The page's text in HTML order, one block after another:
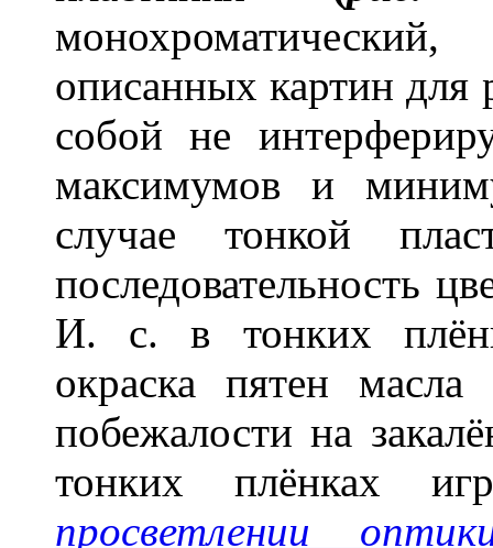
описанных картин
собой не
максимумов и
случае тонкой
последовательность
И. с. в тонких
окраска пятен
побежалости на
тонких плёнках
просветлении